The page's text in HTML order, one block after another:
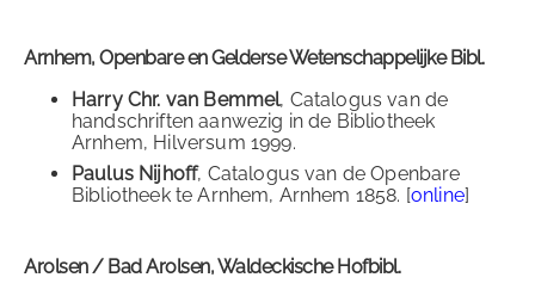
Arnhem, Openbare en Gelderse Wetenschappelijke Bibl.
Harry Chr. van Bemmel, Catalogus van de
handschriften aanwezig in de Bibliotheek
Arnhem, Hilversum 1999.
Paulus Nijhoff, Catalogus van de Openbare
Bibliotheek te Arnhem, Arnhem 1858. [online]
Arolsen / Bad Arolsen, Waldeckische Hofbibl.